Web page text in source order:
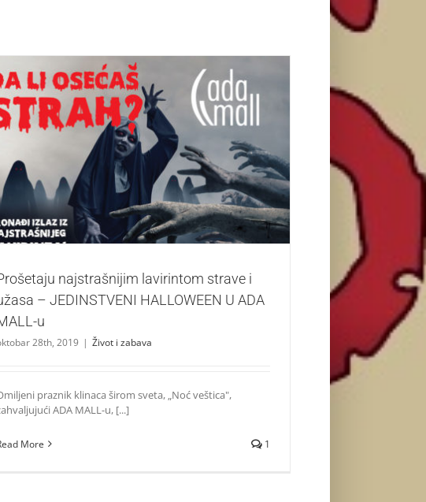
Prošetaju najstrašnijim lavirintom strave i užasa –
JEDINSTVENI HALLOWEEN U ADA MALL-u
Život i zabava
najstrašnijim lavirintom strave i
– JEDINSTVENI HALLOWEEN U ADA
u
28th, 2019 | Život i zabava
praznik klinaca širom sveta, „Noć veštica",
ADA MALL-u, [...]
More 1